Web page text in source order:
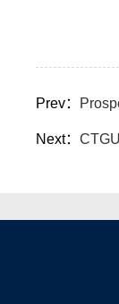
Prev：
Next：